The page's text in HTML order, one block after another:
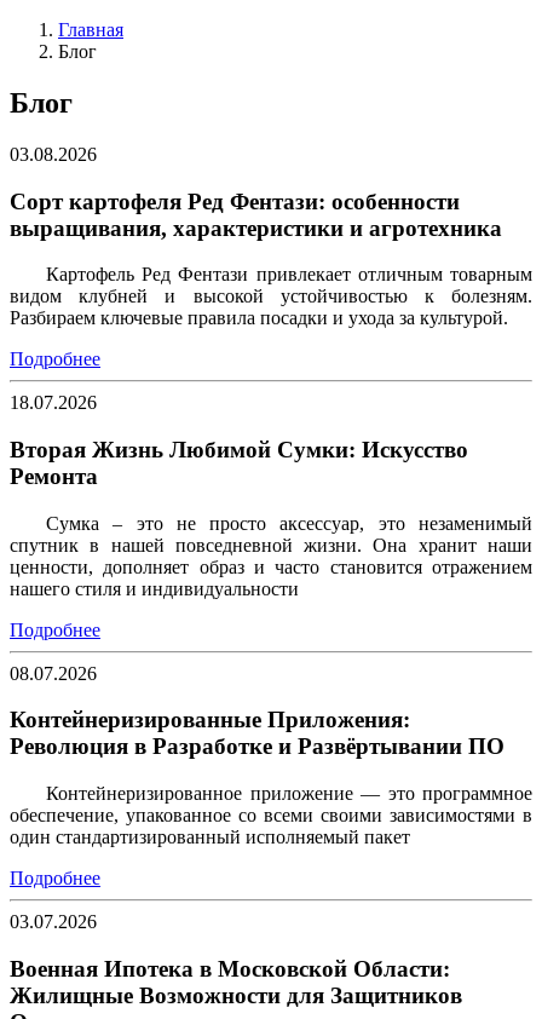
Главная
Блог
Блог
03.08.2026
Сорт картофеля Ред Фентази: особенности
выращивания, характеристики и агротехника
Картофель Ред Фентази привлекает отличным товарным
видом клубней и высокой устойчивостью к болезням.
Разбираем ключевые правила посадки и ухода за культурой.
Подробнее
18.07.2026
Вторая Жизнь Любимой Сумки: Искусство
Ремонта
Сумка – это не просто аксессуар, это незаменимый
спутник в нашей повседневной жизни. Она хранит наши
ценности, дополняет образ и часто становится отражением
нашего стиля и индивидуальности
Подробнее
08.07.2026
Контейнеризированные Приложения:
Революция в Разработке и Развёртывании ПО
Контейнеризированное приложение — это программное
обеспечение, упакованное со всеми своими зависимостями в
один стандартизированный исполняемый пакет
Подробнее
03.07.2026
Военная Ипотека в Московской Области:
Жилищные Возможности для Защитников